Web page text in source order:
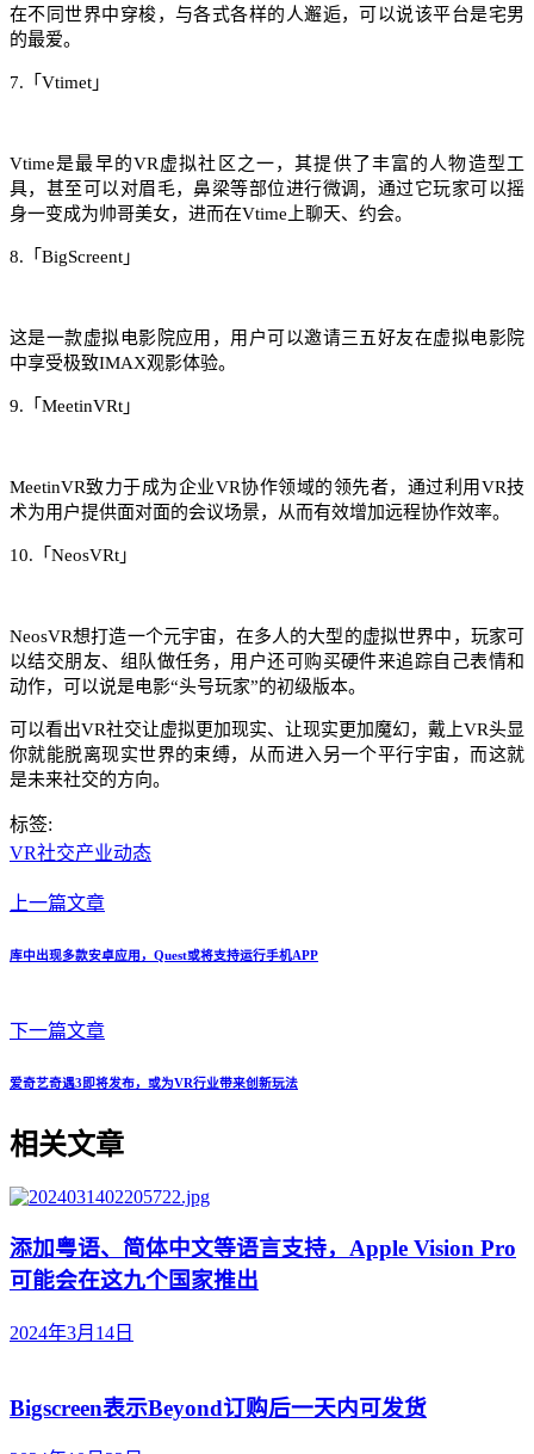
在不同世界中穿梭，与各式各样的人邂逅，可以说该平台是宅男
的最爱。
7.「Vtimet」
Vtime是最早的VR虚拟社区之一，其提供了丰富的人物造型工
具，甚至可以对眉毛，鼻梁等部位进行微调，通过它玩家可以摇
身一变成为帅哥美女，进而在Vtime上聊天、约会。
8.「BigScreent」
这是一款虚拟电影院应用，用户可以邀请三五好友在虚拟电影院
中享受极致IMAX观影体验。
9.「MeetinVRt」
MeetinVR致力于成为企业VR协作领域的领先者，通过利用VR技
术为用户提供面对面的会议场景，从而有效增加远程协作效率。
10.「NeosVRt」
NeosVR想打造一个元宇宙，在多人的大型的虚拟世界中，玩家可
以结交朋友、组队做任务，用户还可购买硬件来追踪自己表情和
动作，可以说是电影“头号玩家”的初级版本。
可以看出VR社交让虚拟更加现实、让现实更加魔幻，戴上VR头显
你就能脱离现实世界的束缚，从而进入另一个平行宇宙，而这就
是未来社交的方向。
标签:
VR社交产业动态
上一篇文章
库中出现多款安卓应用，Quest或将支持运行手机APP
下一篇文章
爱奇艺奇遇3即将发布，或为VR行业带来创新玩法
相关文章
添加粤语、简体中文等语言支持，Apple Vision Pro
可能会在这九个国家推出
2024年3月14日
Bigscreen表示Beyond订购后一天内可发货